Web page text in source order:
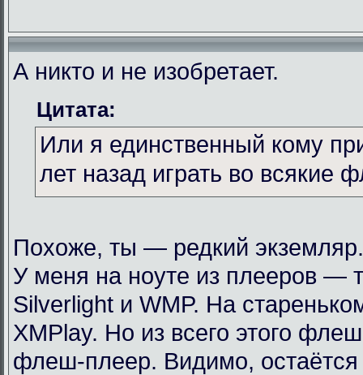
А никто и не изобретает.
Цитата:
Или я единственный кому
лет назад играть во всякие
Похоже, ты — редкий экземляр.
У меня на ноуте из плееров —
Silverlight и WMP. На
XMPlay. Но из всего этого
флеш-плеер. Видимо,